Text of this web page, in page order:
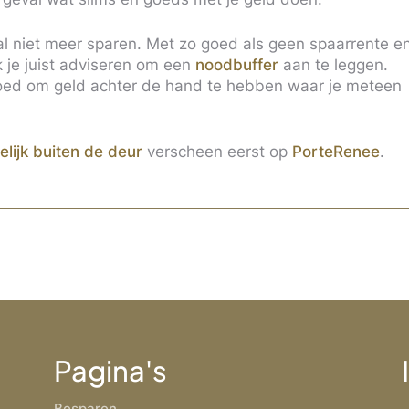
niet meer sparen. Met zo goed als geen spaarrente
juist adviseren om een noodbuffer aan te leggen.
om geld achter de hand te hebben waar je meteen
buiten de deur verscheen eerst op PorteRenee.
Pagina's